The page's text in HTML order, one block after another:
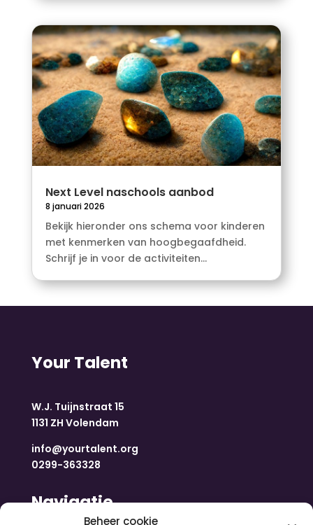
Beheer cookie
Next Level naschools aanbod
8 januari 2026
Bekijk hieronder ons schema voor kinderen
met kenmerken van hoogbegaafdheid.
Schrijf je in voor de activiteiten...
Your Talent
W.J. Tuijnstraat 15
1131 ZH Volendam
info@yourtalent.org
0299-363328
Navigatie